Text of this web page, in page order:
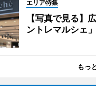
エリア特集
【写真で見る】
ントレマルシェ」
もっ